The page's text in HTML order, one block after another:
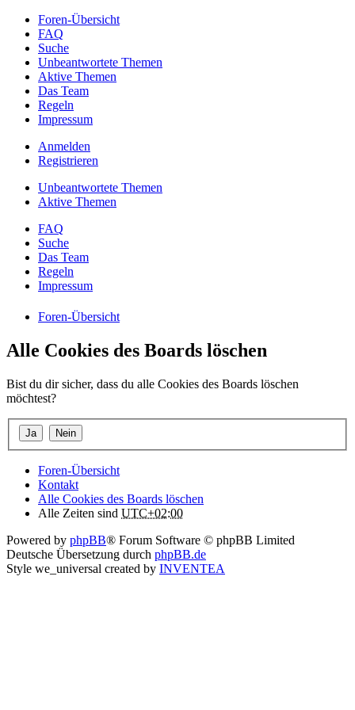
Foren-Übersicht
FAQ
Suche
Unbeantwortete Themen
Aktive Themen
Das Team
Regeln
Impressum
Anmelden
Registrieren
Unbeantwortete Themen
Aktive Themen
FAQ
Suche
Das Team
Regeln
Impressum
Foren-Übersicht
Alle Cookies des Boards löschen
Bist du dir sicher, dass du alle Cookies des Boards löschen
möchtest?
Foren-Übersicht
Kontakt
Alle Cookies des Boards löschen
Alle Zeiten sind UTC+02:00
Powered by phpBB® Forum Software © phpBB Limited
Deutsche Übersetzung durch phpBB.de
Style we_universal created by INVENTEA